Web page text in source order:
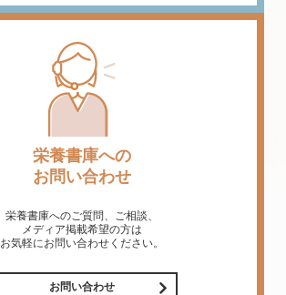
栄養書庫への
お問い合わせ
栄養書庫へのご質問、ご相談、
メディア掲載希望の方は
お気軽にお問い合わせください。
お問い合わせ